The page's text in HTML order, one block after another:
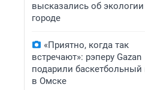
высказались об
городе
«Приятно, когда так
встречают»: рэперу Gazan
подарили баскетбольный
в Омске